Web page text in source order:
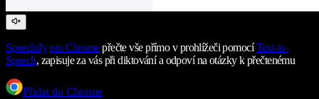
Speechify pro Chromepřečte vše přímo v prohlížeči pomocíText-to-
Speech, zapisuje za vás při diktování a odpoví na otázky k přečtenému
Přidat do Chrome